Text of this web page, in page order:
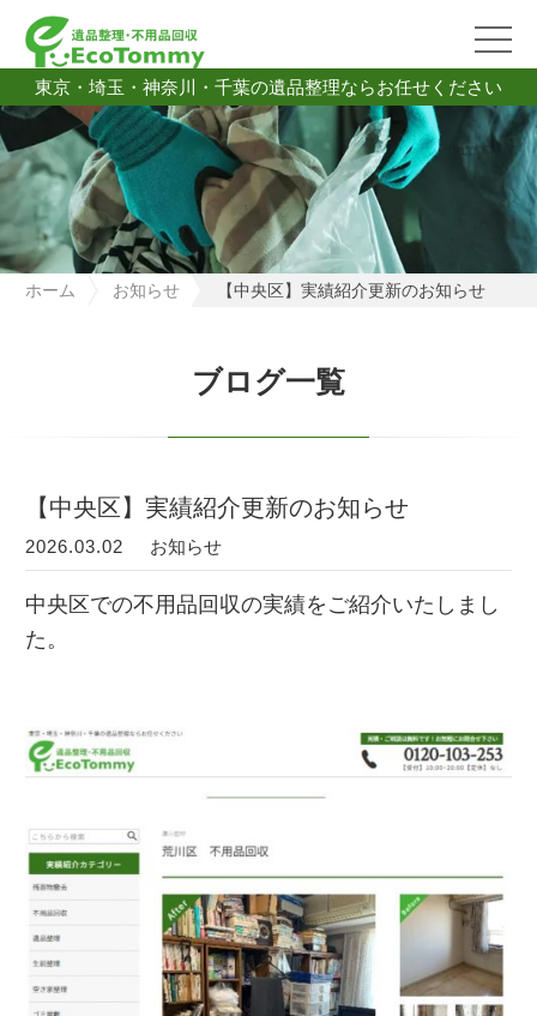
東京・埼玉・神奈川・千葉の遺品整理ならお任せください
ホーム お知らせ 【中央区】実績紹介更新のお知らせ
ブログ一覧
【中央区】実績紹介更新のお知らせ
2026.03.02 お知らせ
中央区での不用品回収の実績をご紹介いたしまし
た。